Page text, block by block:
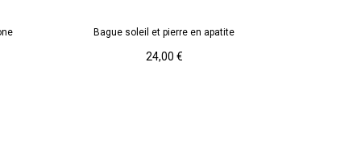
Bague soleil et pierre en apatite
Prix
24,00 €
RUPTURE DE STOCK